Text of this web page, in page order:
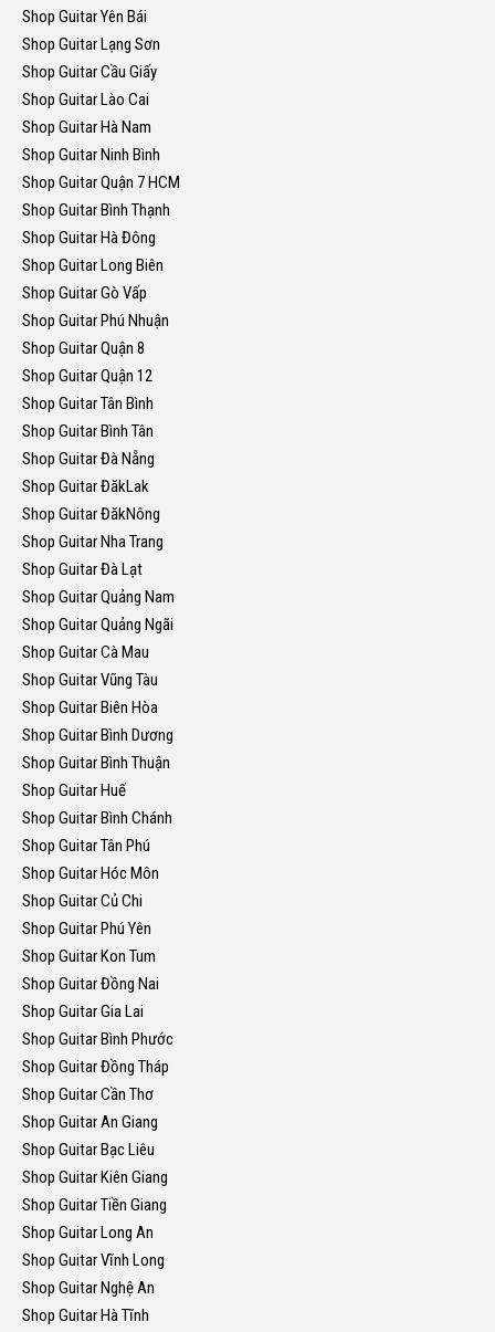
Shop Guitar Yên Bái
Shop Guitar Lạng Sơn
Shop Guitar Cầu Giấy
Shop Guitar Lào Cai
Shop Guitar Hà Nam
Shop Guitar Ninh Bình
Shop Guitar Quận 7 HCM
Shop Guitar Bình Thạnh
Shop Guitar Hà Đông
Shop Guitar Long Biên
Shop Guitar Gò Vấp
Shop Guitar Phú Nhuận
Shop Guitar Quận 8
Shop Guitar Quận 12
Shop Guitar Tân Bình
Shop Guitar Bình Tân
Shop Guitar Đà Nẵng
Shop Guitar ĐăkLak
Shop Guitar ĐăkNông
Shop Guitar Nha Trang
Shop Guitar Đà Lạt
Shop Guitar Quảng Nam
Shop Guitar Quảng Ngãi
Shop Guitar Cà Mau
Shop Guitar Vũng Tàu
Shop Guitar Biên Hòa
Shop Guitar Bình Dương
Shop Guitar Bình Thuận
Shop Guitar Huế
Shop Guitar Bình Chánh
Shop Guitar Tân Phú
Shop Guitar Hóc Môn
Shop Guitar Củ Chi
Shop Guitar Phú Yên
Shop Guitar Kon Tum
Shop Guitar Đồng Nai
Shop Guitar Gia Lai
Shop Guitar Bình Phước
Shop Guitar Đồng Tháp
Shop Guitar Cần Thơ
Shop Guitar An Giang
Shop Guitar Bạc Liêu
Shop Guitar Kiên Giang
Shop Guitar Tiền Giang
Shop Guitar Long An
Shop Guitar Vĩnh Long
Shop Guitar Nghệ An
Shop Guitar Hà Tĩnh